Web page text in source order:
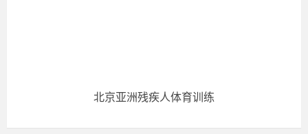
北京亚洲残疾人体育训练